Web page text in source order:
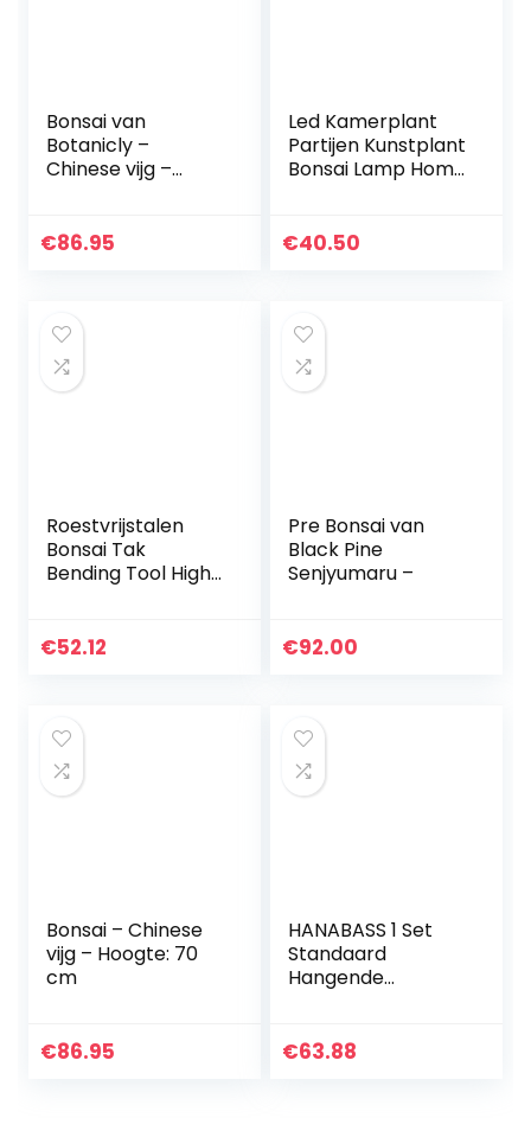
Bonsai van
Botanicly –
Chinese vijg –
€86.95
Led Kamerplant
Partijen Kunstplant
Bonsai Lamp Home
Fairy Light Bonsai
€40.50
Roestvrijstalen
Bonsai Tak
Bending Tool High
Bender met
€52.12
Pre Bonsai van
Black Pine
Senjyumaru –
€92.00
Bonsai – Chinese
vijg – Hoogte: 70
cm
€86.95
HANABASS 1 Set
Standaard
Hangende
Bonsai Kleine
€63.88